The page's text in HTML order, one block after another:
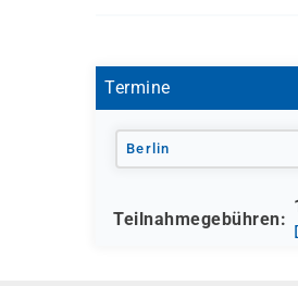
Termine
Berlin
Teilnahmegebühren: